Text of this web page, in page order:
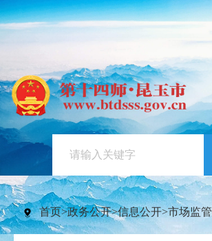
首页>政务公开>信息公开>市场监管